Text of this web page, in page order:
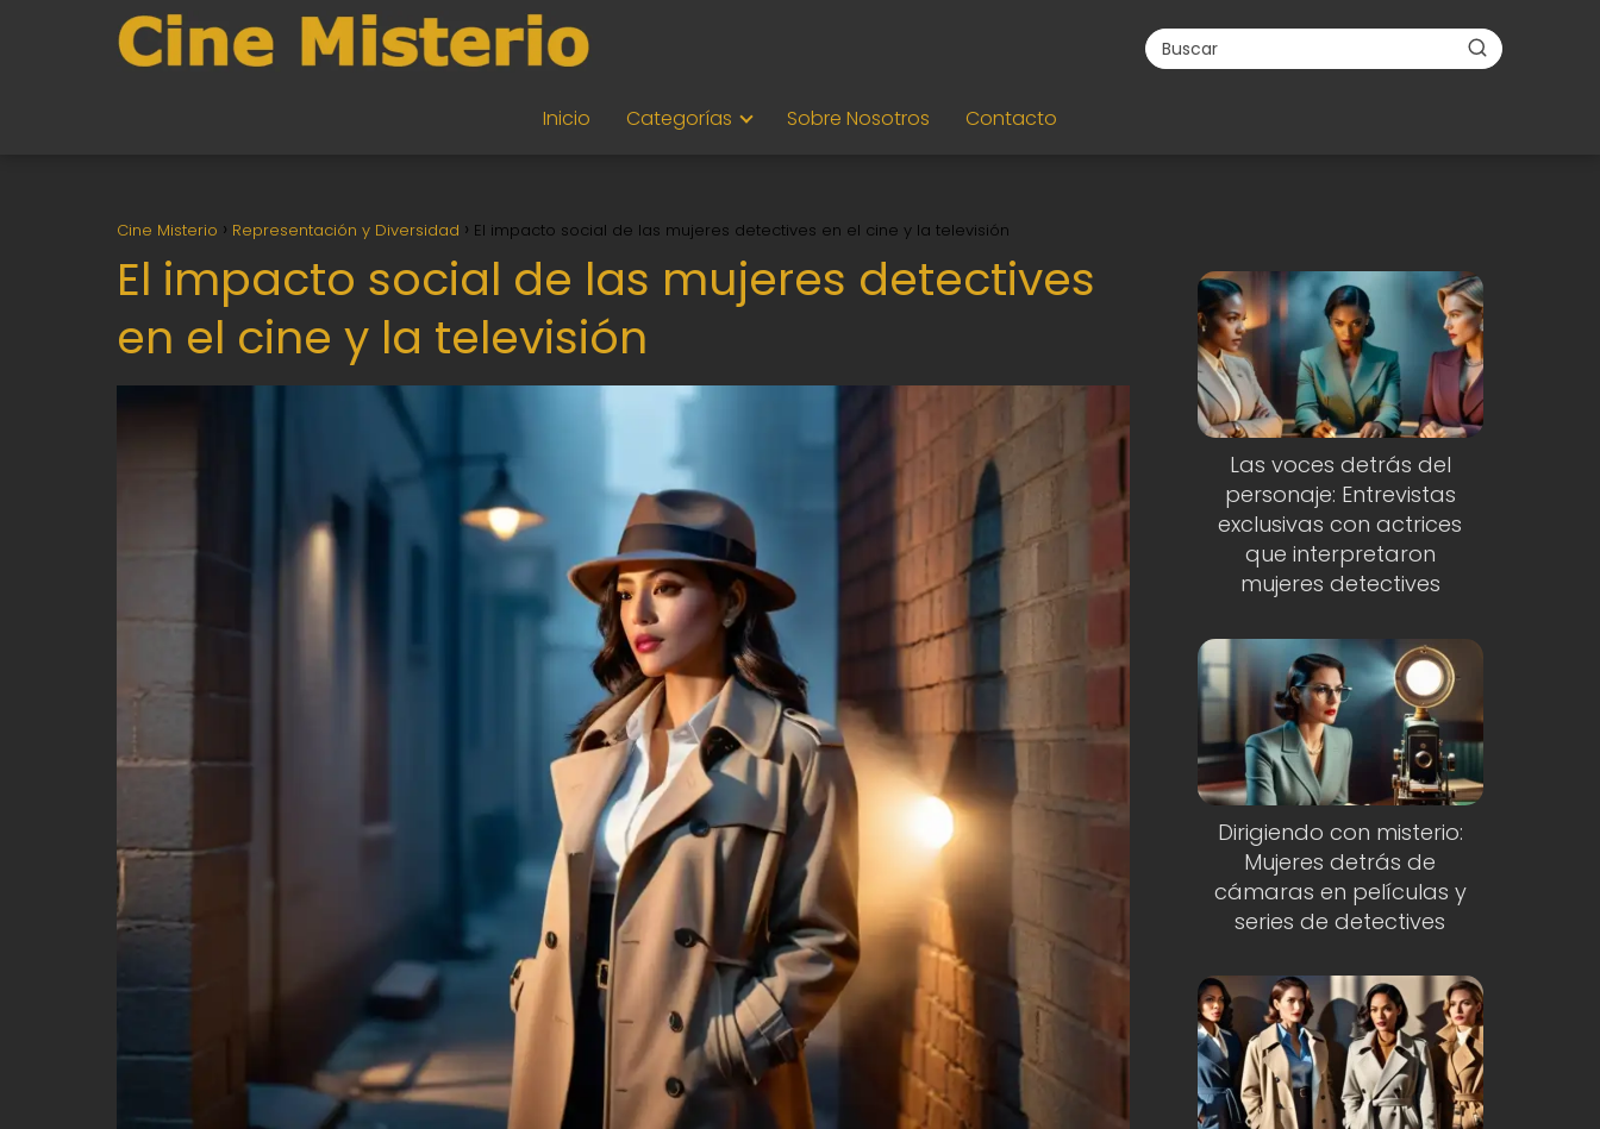
Inicio Categorías Sobre Nosotros Contacto
Cine Misterio Representación y Diversidad El impacto social de las mujeres detectives en el cine y la televisión
El impacto social de las mujeres detectives
en el cine y la televisión
Las voces detrás del
personaje: Entrevistas
exclusivas con actrices
que interpretaron
mujeres detectives
Dirigiendo con misterio:
Mujeres detrás de
cámaras en películas y
series de detectives